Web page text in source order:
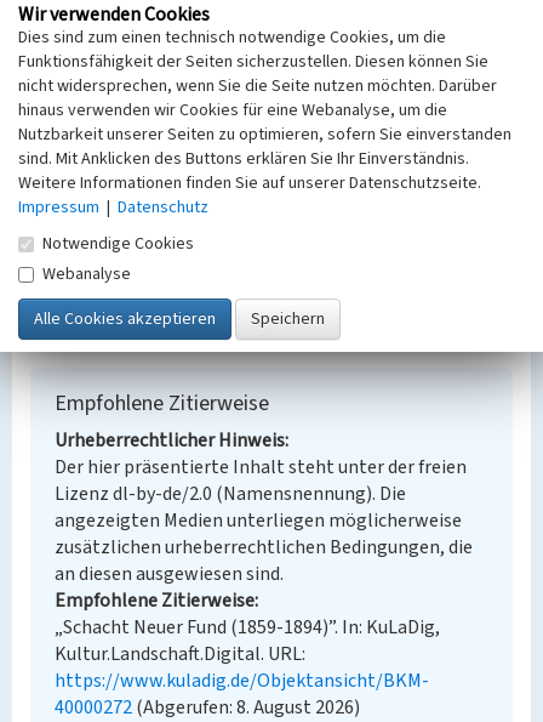
Schacht Neuer Fund (1859-1894)
Schlagwörter
Schacht (Erdbauwerk)
Ort
Salzatal
Fachsicht(en)
Denkmalpflege
Erfassungsmaßstab
Keine Angabe
Erfassungsmethode
Übernahme aus externer Fachdatenbank
Empfohlene Zitierweise
Urheberrechtlicher Hinweis
Der hier präsentierte Inhalt steht unter der freien
Lizenz dl-by-de/2.0 (Namensnennung). Die
angezeigten Medien unterliegen möglicherweise
zusätzlichen urheberrechtlichen Bedingungen, die
an diesen ausgewiesen sind.
Empfohlene Zitierweise
„Schacht Neuer Fund (1859-1894)”. In: KuLaDig,
Kultur.Landschaft.Digital. URL:
https://www.kuladig.de/Objektansicht/BKM-
40000272(Abgerufen: 8. August 2026)
Wir verwenden Cookies
Dies sind zum einen technisch notwendige Cookies, um die
Funktionsfähigkeit der Seiten sicherzustellen. Diesen können Sie
nicht widersprechen, wenn Sie die Seite nutzen möchten. Darüber
hinaus verwenden wir Cookies für eine Webanalyse, um die
Nutzbarkeit unserer Seiten zu optimieren, sofern Sie einverstanden
sind. Mit Anklicken des Buttons erklären Sie Ihr Einverständnis.
Weitere Informationen finden Sie auf unserer Datenschutzseite.
Impressum | Datenschutz
Notwendige Cookies
Webanalyse